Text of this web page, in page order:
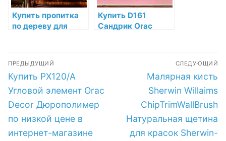
Купить пропитка
по дереву для
interior oil stain по
низкой цене в СПб
Купить D161
Сандрик Orac
Навигация
по
записям
ПРЕДЫДУЩИЙ
Предыдущая
запись:
Купить PX120/A
Угловой элемент Orac
Decor Дюрополимер
по низкой цене в
интернет-магазине
СЛЕДУЮЩИЙ
Следующая
запись:
Малярная кисть
Sherwin Willaims
ChipTrimWallBrush
Натуральная щетина
для красок Sherwin-